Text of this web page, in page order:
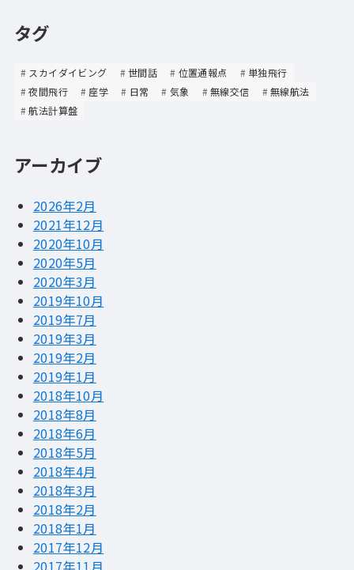
タグ
スカイダイビング 世間話 位置通報点
単独飛行
夜間飛行
座学 日常 気象 無線交信
無線航法
航法計算盤
アーカイブ
2026年2月
2021年12月
2020年10月
2020年5月
2020年3月
2019年10月
2019年7月
2019年3月
2019年2月
2019年1月
2018年10月
2018年8月
2018年6月
2018年5月
2018年4月
2018年3月
2018年2月
2018年1月
2017年12月
2017年11月